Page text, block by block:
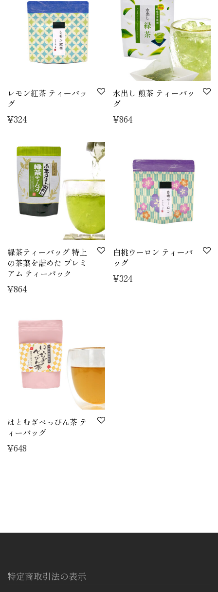
レモン紅茶 ティーバッ
グ
¥324
水出し 煎茶 ティーバッ
グ
¥864
緑茶ティーバッグ 特上
の茶葉を詰めた プレミ
アム ティーパック
¥864
白桃ウーロン ティーバ
ッグ
¥324
はとむぎべっぴん茶 テ
ィーバッグ
¥648
特定商取引法の表示